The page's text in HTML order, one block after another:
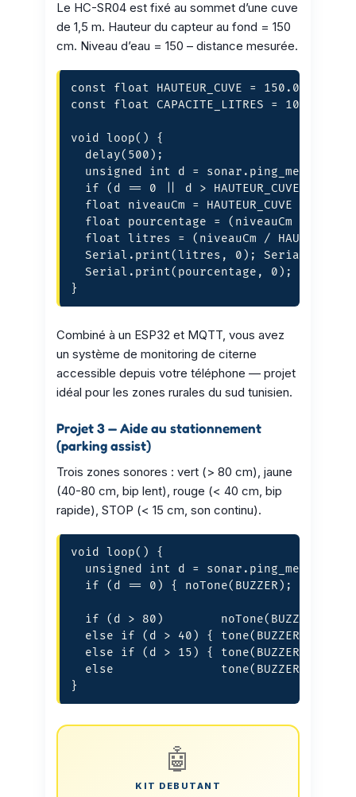
Le HC-SR04 est fixé au sommet d’une cuve
de 1,5 m. Hauteur du capteur au fond = 150
cm. Niveau d’eau = 150 – distance mesurée.
const float HAUTEUR_CUVE = 150.0;  // cm
const float CAPACITE_LITRES = 1000.0;
void loop() {
  delay(500);
unsigned int d = sonar.ping_median(7)
if (d == 0 || d > HAUTEUR_CUVE)
  float niveauCm = HAUTEUR_CUVE - d;
float pourcentage = (niveauCm /
float litres = (niveauCm /
Serial.print(litres, 0);
Serial.print(pourcentage, 0);
}
Combiné à un ESP32 et MQTT, vous avez
un système de monitoring de citerne
accessible depuis votre téléphone — projet
idéal pour les zones rurales du sud tunisien.
Projet 3 — Aide au stationnement
(parking assist)
Trois zones sonores : vert (> 80 cm), jaune
(40-80 cm, bip lent), rouge (< 40 cm, bip
rapide), STOP (< 15 cm, son continu).
void loop() {
unsigned int d = sonar.ping_median(5)
if (d == 0) { noTone(BUZZER); return;
  if (d > 80)        noTone(BUZZER);
else if (d > 40) { tone(BUZZER,
else if (d > 15) { tone(BUZZER,
  else               tone(BUZZER, 2500);
}
🤖
KIT DEBUTANT